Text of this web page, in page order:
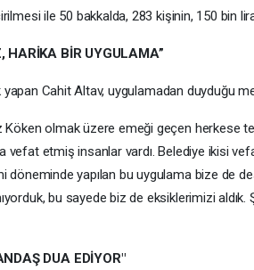
ile 50 bakkalda, 283 kişinin, 150 bin
HARİKA BİR UYGULAMA”
yapan Cahit Altav, uygulamadan duyduğu
Köken olmak üzere emeği geçen herkese
vefat etmiş insanlar vardı. Belediye ikisi
döneminde yapılan bu uygulama bize de
bu sayede biz de eksiklerimizi
DUA EDİYOR"